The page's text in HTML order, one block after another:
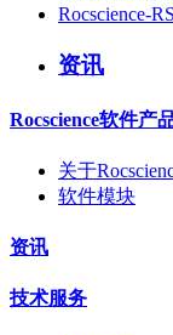
Rocscience-
资讯
Rocscience软件产
关于
软件模块
资讯
技术服务